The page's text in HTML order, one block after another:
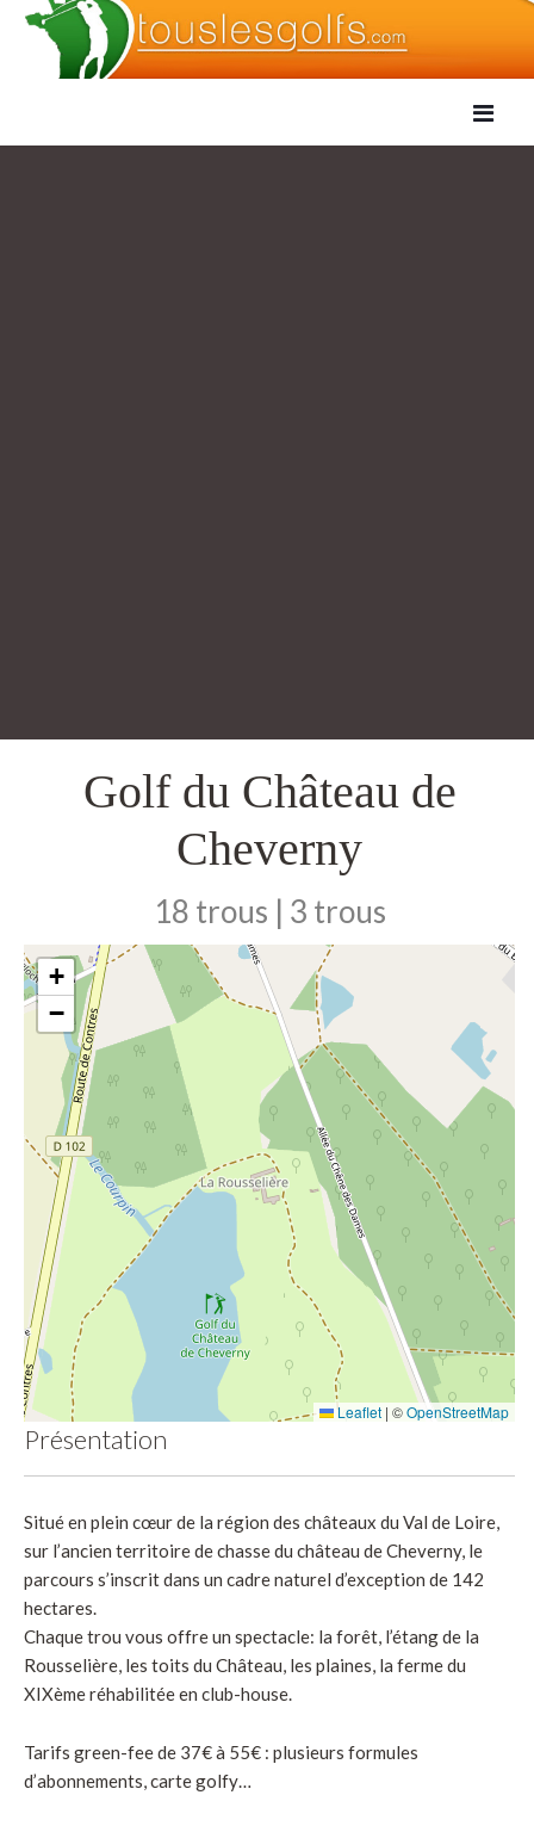
Golf du Château de
Cheverny
18 trous | 3 trous
+
−
Leaflet | ©OpenStreetMap
Présentation
Situé en plein cœur de la région des châteaux du Val de Loire,
sur l’ancien territoire de chasse du château de Cheverny, le
parcours s’inscrit dans un cadre naturel d’exception de 142
hectares.
Chaque trou vous offre un spectacle: la forêt, l’étang de la
Rousselière, les toits du Château, les plaines, la ferme du
XIXème réhabilitée en club-house.
Tarifs green-fee de 37€ à 55€ : plusieurs formules
d’abonnements, carte golfy…